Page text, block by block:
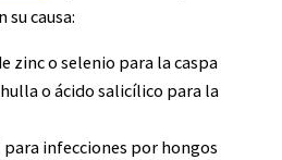
causa:
zinc o selenio para la caspa
o ácido salicílico para la
infecciones por hongos